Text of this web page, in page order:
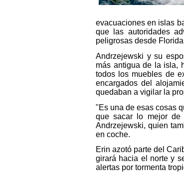
evacuaciones en islas
que las autoridades
peligrosas desde
Andrzejewski y su
más antigua de la isla,
todos los muebles de
encargados del
quedaban a vigilar la
"Es una de esas cosas
que sacar lo mejor
Andrzejewski, quien
en coche.
Erin azotó parte del
girará hacia el norte y
alertas por tormenta